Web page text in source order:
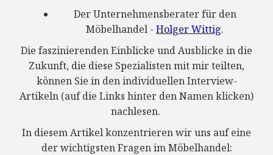
Der Unternehmensberater für den
Möbelhandel - Holger Wittig.
Die faszinierenden Einblicke und Ausblicke in die
Zukunft, die diese Spezialisten mit mir teilten,
können Sie in den individuellen Interview-
Artikeln (auf die Links hinter den Namen klicken)
nachlesen.
In diesem Artikel konzentrieren wir uns auf eine
der wichtigsten Fragen im Möbelhandel: